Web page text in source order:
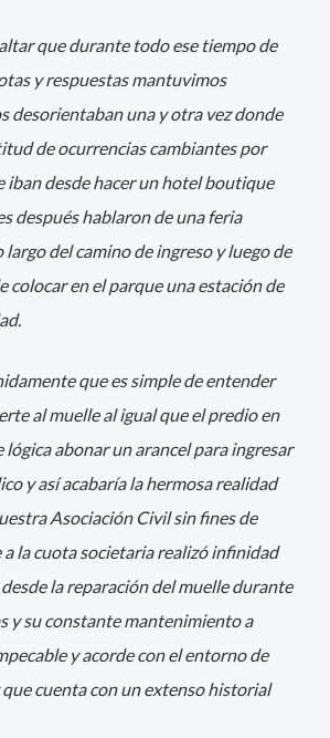
que durante todo ese tiempo de
y respuestas mantuvimos
desorientaban una y otra vez donde
de ocurrencias cambiantes por
iban desde hacer un hotel boutique
después hablaron de una feria
largo del camino de ingreso y luego de
colocar en el parque una estación de
que es simple de entender
al muelle al igual que el predio en
lógica abonar un arancel para ingresar
y así acabaría la hermosa realidad
Asociación Civil sin fines de
a la cuota societaria realizó infinidad
la reparación del muelle durante
y su constante mantenimiento a
y acorde con el entorno de
cuenta con un extenso historial